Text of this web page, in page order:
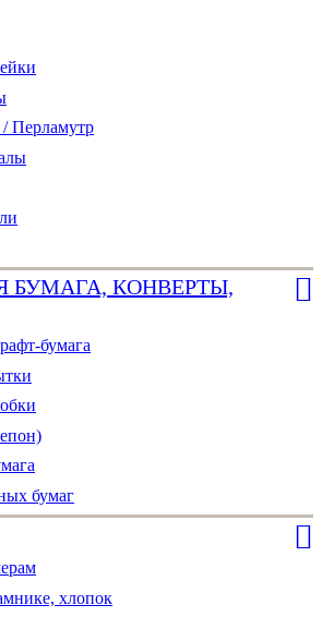
Перламутр
БУМАГА, КОНВЕРТЫ,
бумага
бумаг
хлопок